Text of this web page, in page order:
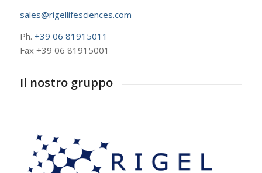
sales@rigellifesciences.com
Ph. +39 06 81915011
Fax +39 06 81915001
Il nostro gruppo